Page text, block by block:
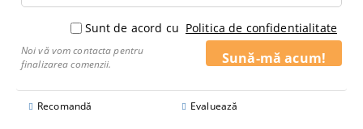
Sunt de acord cu Politica de confidentialitate
Noi vă vom contacta pentru
finalizarea comenzii.
Recomandă Evaluează